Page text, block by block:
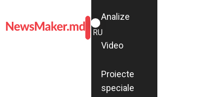
ROMÂNĂ
RU
Analize
Video
Proiecte
speciale